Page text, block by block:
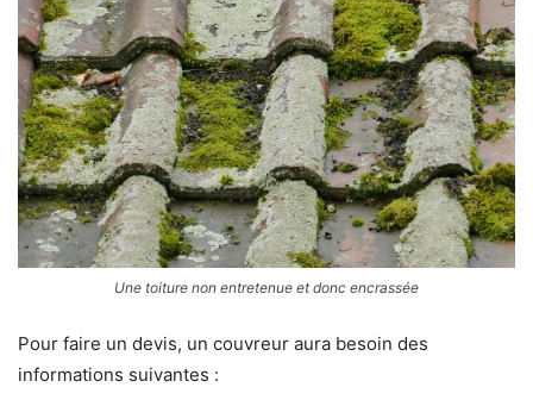
Une toiture non entretenue et donc encrassée
Pour faire un devis, un couvreur aura besoin des
informations suivantes :